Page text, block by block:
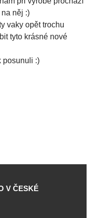
něj :)
vaky opět trochu
tyto krásné nové
posunuli :)
V ČESKÉ